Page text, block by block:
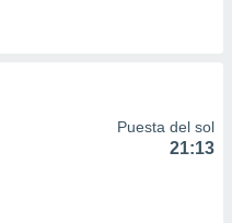
Puesta del sol
21:13